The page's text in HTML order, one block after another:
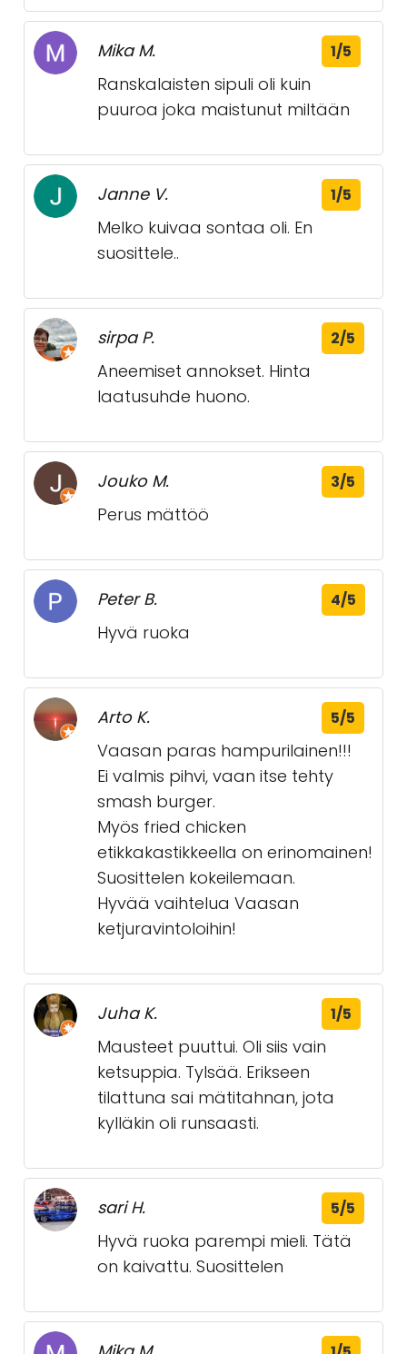
Mika M. 1/5
Ranskalaisten sipuli oli kuin
puuroa joka maistunut miltään
Janne V. 1/5
Melko kuivaa sontaa oli. En
suosittele..
sirpa P. 2/5
Aneemiset annokset. Hinta
laatusuhde huono.
Jouko M. 3/5
Perus mättöö
Peter B. 4/5
Hyvä ruoka
Arto K. 5/5
Vaasan paras hampurilainen!!!
Ei valmis pihvi, vaan itse tehty
smash burger.
Myös fried chicken
etikkakastikkeella on erinomainen!
Suosittelen kokeilemaan.
Hyvää vaihtelua Vaasan
ketjuravintoloihin!
Juha K. 1/5
Mausteet puuttui. Oli siis vain
ketsuppia. Tylsää. Erikseen
tilattuna sai mätitahnan, jota
kylläkin oli runsaasti.
sari H. 5/5
Hyvä ruoka parempi mieli. Tätä
on kaivattu. Suosittelen